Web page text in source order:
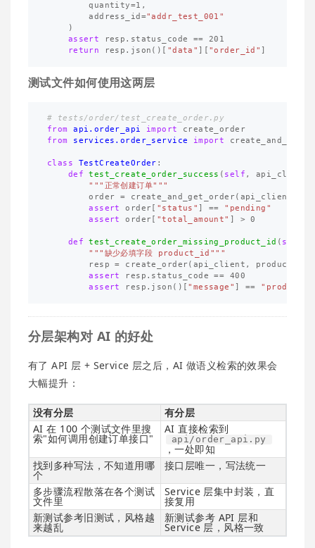
quantity=1 ,
address_id ="addr_test_001"
)
assert
resp . status_code ==
201
return
resp . json ()[ "data" "order_id"
测试文件如何使用这两层
from
api.order_api import
create_order
from
services.order_service import
class TestCreateOrder :
def
test_create_order_success ( self , api_client
"""正常创建订单"""
order
= create_and_get_order( api_client
assert
order [ "status" ] ==
"pending"
assert
order [ "total_amount" ] > 0
def test_create_order_missing_product_id ( self
"""缺少必填字段 product_id"""
resp
= create_order( api_client , product_id
assert
resp . status_code ==
400
assert
resp . json ()[ "message" ] ==
分层架构对 AI 的好处
有了 API 层 + Service 层之后，AI 做语义检索的效果会
大幅提升：
没有分层
有分层
AI 在 100 个测试文件里搜
索"如何调用创建订单接口"
AI 直接检索到
api/order_api.py
，一处即知
找到多种写法，不知道用哪
个
接口层唯一，写法统一
多步骤流程散落在各个测试
文件里
Service 层集中封装，直
接复用
新测试参考旧测试，风格越
来越乱
新测试参考 API 层和
Service 层，风格一致